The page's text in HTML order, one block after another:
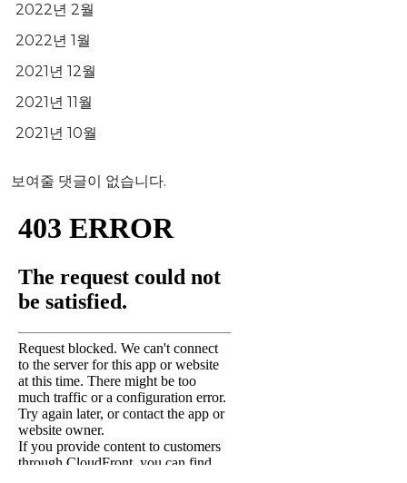
2022년 2월
2022년 1월
2021년 12월
2021년 11월
2021년 10월
보여줄 댓글이 없습니다.